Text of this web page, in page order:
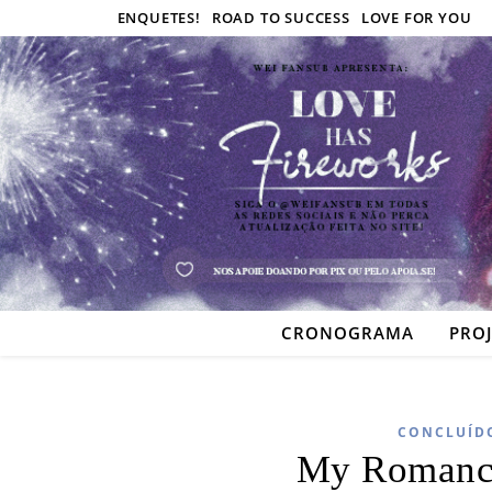
ENQUETES! ROAD TO SUCCESS LOVE FOR YOU
CRONOGRAMA
My